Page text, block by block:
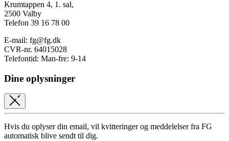
Krumtappen 4, 1. sal,
2500 Valby
Telefon 39 16 78 00
E-mail: fg@fg.dk
CVR-nr. 64015028
Telefontid: Man-fre: 9-14
Dine oplysninger
Hvis du oplyser din email, vil kvitteringer og meddelelser fra FG
automatisk blive sendt til dig.